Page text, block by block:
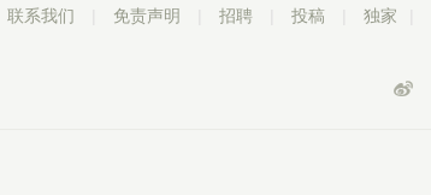
联系我们 免责声明 招聘 投稿 独家